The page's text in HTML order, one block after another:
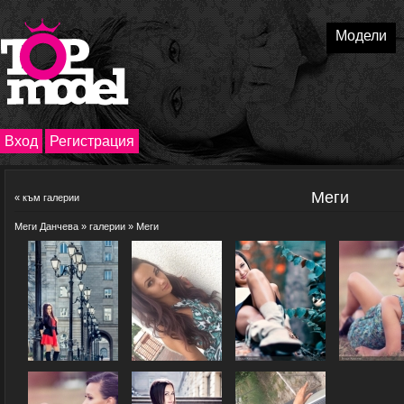
Модели
Вход Регистрация
« към галерии Меги
Меги Данчева » галерии » Меги